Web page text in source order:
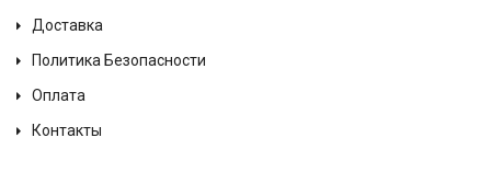
Доставка
Политика Безопасности
Оплата
Контакты